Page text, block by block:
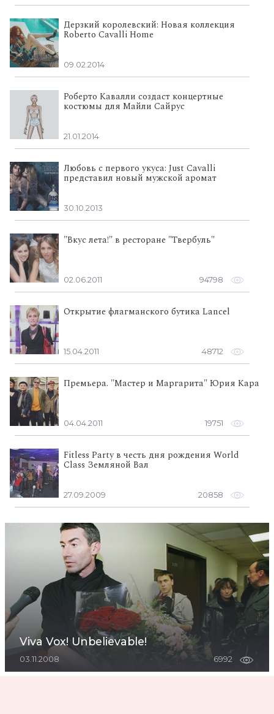
Дерзкий королевский: Новая коллекция
Roberto Cavalli Home
09.02.2014
Роберто Кавалли создаст концертные
костюмы для Майли Сайрус
21.01.2014
Любовь с первого укуса: Just Cavalli
представил новый мужской аромат
30.10.2013
"Вкус лета!" в ресторане "Твербуль"
02.06.2011 94798
Открытие флагманского бутика Lancel
15.04.2011 48712
Премьера. "Мастер и Маргарита" Юрия Кара
04.04.2011 19751
Fitless Party в честь дня рождения World
Class Земляной Вал
27.09.2009 20858
Viva Vox! Unbelievable!
03.11.2008 6992